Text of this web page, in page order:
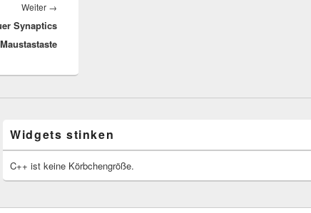
Weiter →
Beitrag:
Synaptics
Widgets stinken
C++ ist keine Körbchengröße.